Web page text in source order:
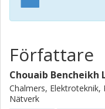
Författare
Chouaib Bencheikh
Chalmers,
Nätverk